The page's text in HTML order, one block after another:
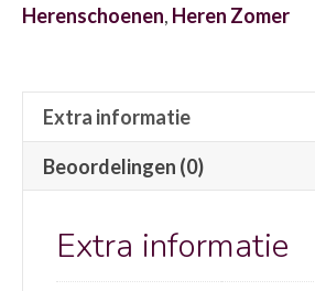
Herenschoenen, Heren Zomer
Extra informatie
Beoordelingen (0)
Extra informatie